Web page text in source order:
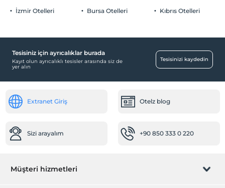
İzmir Otelleri Bursa Otelleri Kıbrıs Otelleri
Tesisiniz için ayrıcalıklar burada
Kayıt olun ayrıcalıklı tesisler arasında siz de
yer alın
Tesisinizi kaydedin
Extranet Giriş Otelz blog
Sizi arayalım +90 850 333 0 220
Müşteri hizmetleri